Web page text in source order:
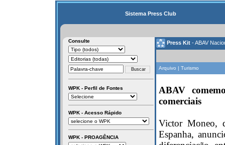
Sistema Press Club
Consulte
WPK - Perfil de Fontes
WPK - Acesso Rápido
WPK - PROAGÊNCIA
Press Kit - ABAV
Arquivo | Turismo
ABAV
comerciais
Victor Moneo,
Espanha,